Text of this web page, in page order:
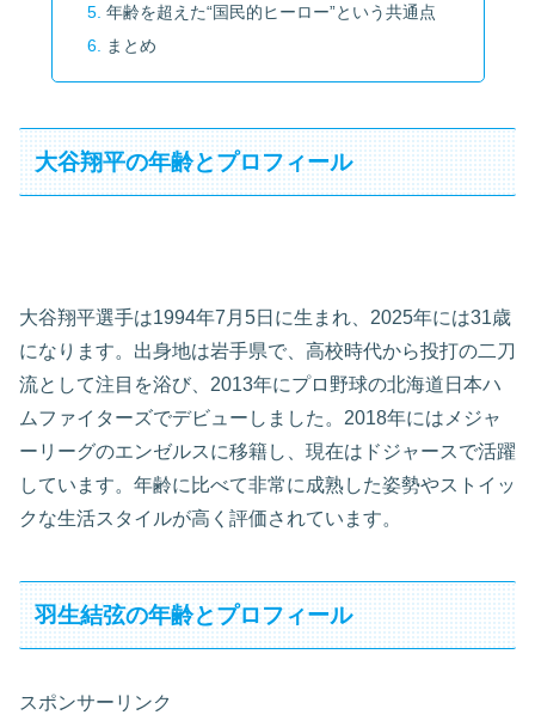
年齢を超えた“国民的ヒーロー”という共通点
まとめ
大谷翔平の年齢とプロフィール
大谷翔平選手は1994年7月5日に生まれ、2025年には31歳
になります。出身地は岩手県で、高校時代から投打の二刀
流として注目を浴び、2013年にプロ野球の北海道日本ハ
ムファイターズでデビューしました。2018年にはメジャ
ーリーグのエンゼルスに移籍し、現在はドジャースで活躍
しています。年齢に比べて非常に成熟した姿勢やストイッ
クな生活スタイルが高く評価されています。
羽生結弦の年齢とプロフィール
スポンサーリンク